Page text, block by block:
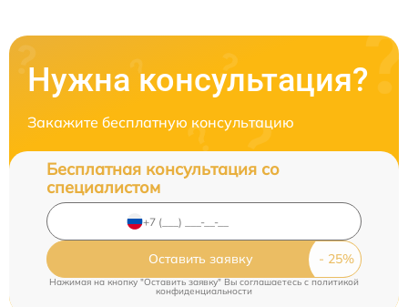
Нужна консультация?
Закажите бесплатную консультацию
Бесплатная консультация со
специалистом
Оставить заявку
Нажимая на кнопку "Оставить заявку" Вы соглашаетесь c политикой
конфиденциальности